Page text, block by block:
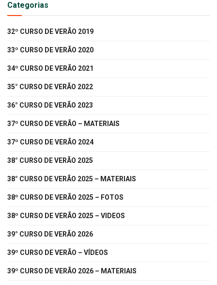
Categorias
32º CURSO DE VERÃO 2019
33º CURSO DE VERÃO 2020
34º CURSO DE VERÃO 2021
35° CURSO DE VERÃO 2022
36° CURSO DE VERÃO 2023
37º CURSO DE VERÃO – MATERIAIS
37º CURSO DE VERÃO 2024
38° CURSO DE VERÃO 2025
38° CURSO DE VERÃO 2025 – MATERIAIS
38º CURSO DE VERÃO 2025 – FOTOS
38º CURSO DE VERÃO 2025 – VIDEOS
39° CURSO DE VERÃO 2026
39º CURSO DE VERÃO – VÍDEOS
39º CURSO DE VERÃO 2026 – MATERIAIS